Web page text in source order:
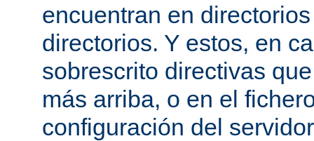
encuentran en
directorios. Y estos, en
sobrescrito directivas
más arriba, o en el
configuración del